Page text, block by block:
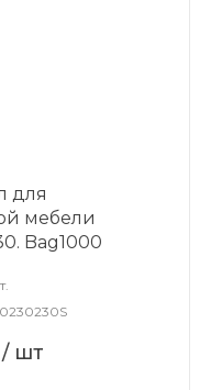
для
мебели
Bag1000
/ шт